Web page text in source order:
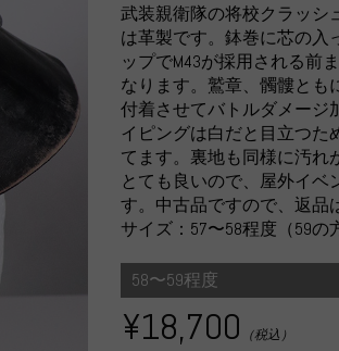
武装親衛隊の将校クラッシ
は革製です。鉢巻に芯の入
ップでM43が採用される前
なります。鷲章、髑髏とも
付着させてバトルダメージ
イピングは白だと目立つ
てます。裏地も同様に汚れ
とても良いので、屋外イベ
す。中古品ですので、返品
サイズ：57〜58程度（59の
58〜59程度
¥18,700 （税込）